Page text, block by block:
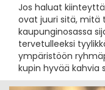
Jos haluat
ovat juuri sitä, mitä
kaupunginosassa
tervetulleeksi
ympäristöön
kupin hyvää kahvia